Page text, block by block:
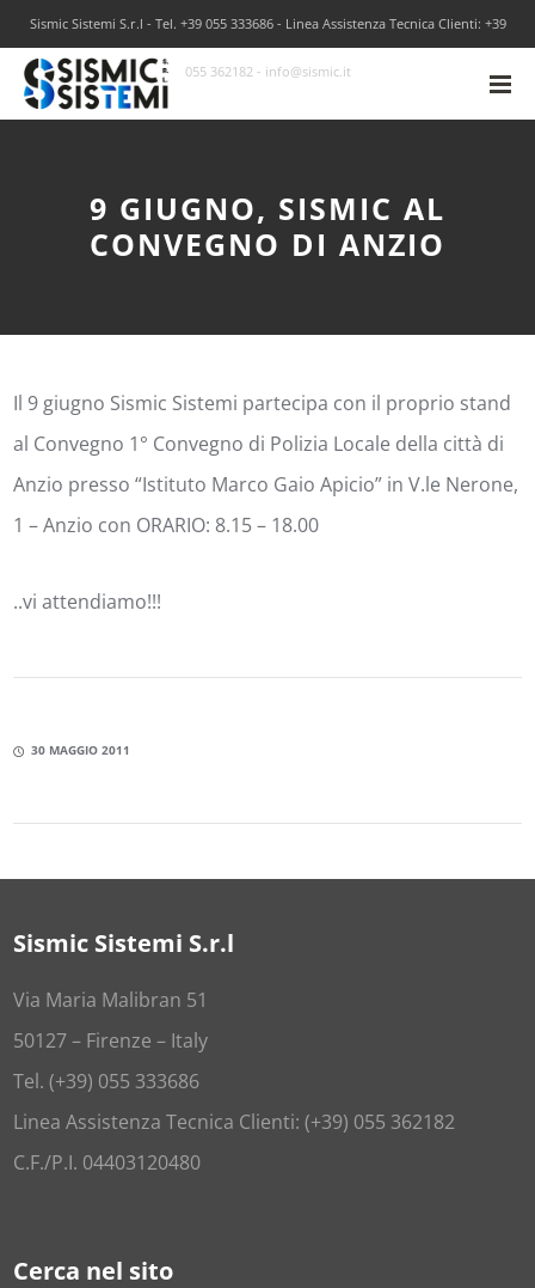
Sismic Sistemi S.r.l - Tel. +39 055 333686 - Linea Assistenza Tecnica Clienti: +39
055 362182 - info@sismic.it
9 GIUGNO, SISMIC AL
CONVEGNO DI ANZIO
Il 9 giugno Sismic Sistemi partecipa con il proprio stand
al Convegno 1° Convegno di Polizia Locale della città di
Anzio presso “Istituto Marco Gaio Apicio” in V.le Nerone,
1 – Anzio con ORARIO: 8.15 – 18.00
..vi attendiamo!!!
30 MAGGIO 2011
Sismic Sistemi S.r.l
Via Maria Malibran 51
50127 – Firenze – Italy
Tel. (+39) 055 333686
Linea Assistenza Tecnica Clienti: (+39) 055 362182
C.F./P.I. 04403120480
Cerca nel sito